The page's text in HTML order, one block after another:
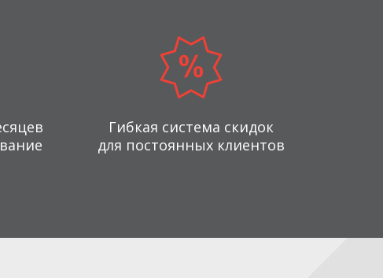
Гибкая система скидок
для постоянных клиентов